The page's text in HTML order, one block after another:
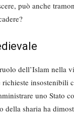
può anche
dell’Islam nella
richieste insostenibili
uno Stato
della sharia ha